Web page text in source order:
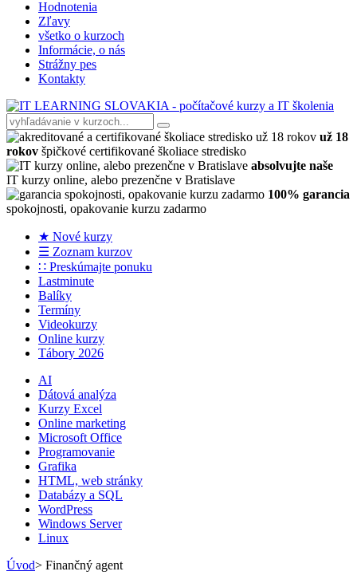
Hodnotenia
Zľavy
všetko o kurzoch
Informácie, o nás
Strážny pes
Kontakty
už 18
rokov špičkové certifikované školiace stredisko
absolvujte naše
IT kurzy online, alebo prezenčne v Bratislave
100% garancia
spokojnosti, opakovanie kurzu zadarmo
★ Nové kurzy
☰ Zoznam kurzov
∷ Preskúmajte ponuku
Lastminute
Balíky
Termíny
Videokurzy
Online kurzy
Tábory 2026
AI
Dátová analýza
Kurzy Excel
Online marketing
Microsoft Office
Programovanie
Grafika
HTML, web stránky
Databázy a SQL
WordPress
Windows Server
Linux
Úvod> Finančný agent